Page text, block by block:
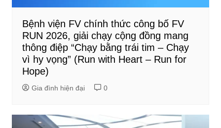
Bệnh viện FV chính thức công bố FV
RUN 2026, giải chạy cộng đồng mang
thông điệp “Chạy bằng trái tim – Chạy
vì hy vọng” (Run with Heart – Run for
Hope)
Gia đình hiện đại 0